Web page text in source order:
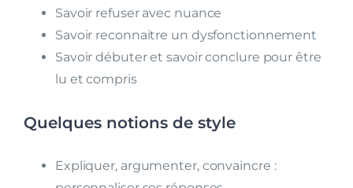
Savoir refuser avec nuance
Savoir reconnaitre un dysfonctionnement
Savoir débuter et savoir conclure pour être
lu et compris
Quelques notions de style
Expliquer, argumenter, convaincre :